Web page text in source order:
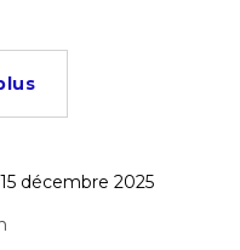
décembre 2025